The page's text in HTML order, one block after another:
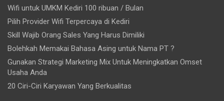
Wifi untuk UMKM Kediri 100 ribuan / Bulan
Pilih Provider Wifi Terpercaya di Kediri
Skill Wajib Orang Sales Yang Harus Dimiliki
Bolehkah Memakai Bahasa Asing untuk Nama PT ?
Gunakan Strategi Marketing Mix Untuk Meningkatkan Omset
Usaha Anda
20 Ciri-Ciri Karyawan Yang Berkualitas